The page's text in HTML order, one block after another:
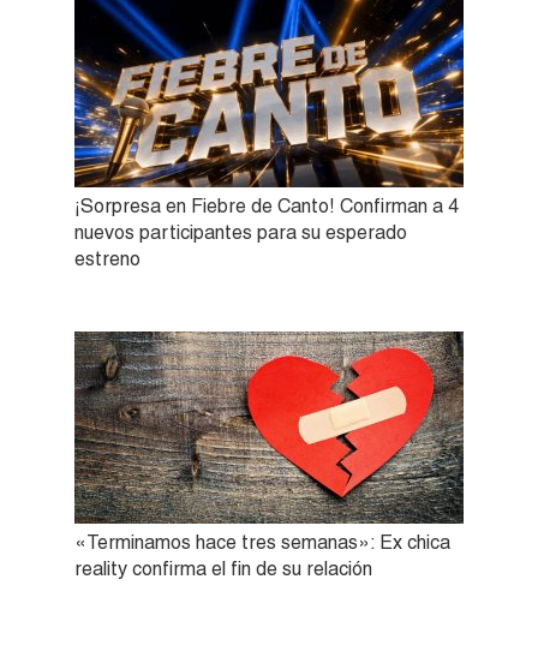
¡Sorpresa en Fiebre de Canto! Confirman a 4
nuevos participantes para su esperado
estreno
«Terminamos hace tres semanas»: Ex chica
reality confirma el fin de su relación